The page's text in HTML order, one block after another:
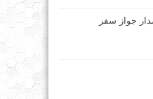
جواز سفر